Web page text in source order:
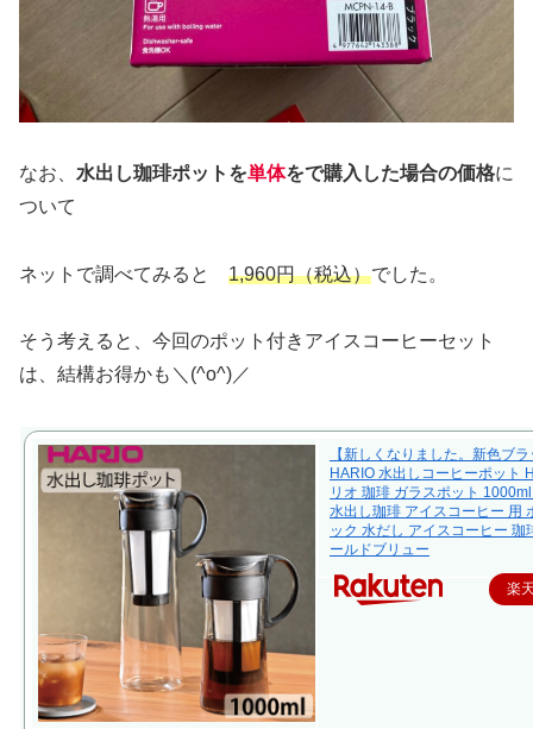
なお、 水出し珈琲ポットを単体をで購入した場合の価格に
ついて
ネットで調べてみると 1,960円（税込）でした。
そう考えると、今回のポット付きアイスコーヒーセット
は、結構お得かも＼(^o^)／
【新しくなりました。新色ブ
HARIO 水出しコーヒーポット
リオ 珈琲 ガラスポット
水出し珈琲 アイスコーヒー 用
ック 水だし アイスコーヒー 珈
ールドブリュー
楽